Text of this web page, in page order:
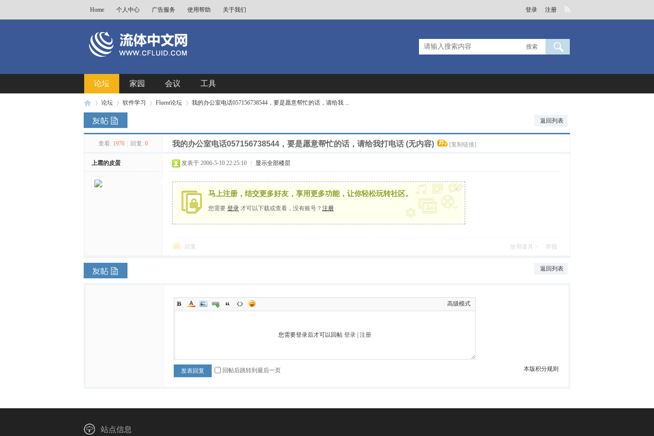
Home 个人中心 广告服务 使用帮助 关于我们 登录 注册
搜索
论坛 家园 会议 工具
论坛
›
软件学习
›
Fluent论坛
›
我的办公室电话057156738544，要是愿意帮忙的话，请给我 ...
返回列表
查看: 1976 回复: 0 我的办公室电话057156738544，要是愿意帮忙的话，请给我打电话 (无内容) [复制链接]
上霜的皮蛋 发表于 2006-5-10 22:25:10 显示全部楼层
马上注册，结交更多好友，享用更多功能，让你轻松玩转社区。
您需要 登录 才可以下载或查看，没有账号？ 注册
x
回复 使用道具 举报
返回列表
高级模式
您需要登录后才可以回帖 登录 注册
本版积分规则
发表回复 回帖后跳转到最后一页
站点信息